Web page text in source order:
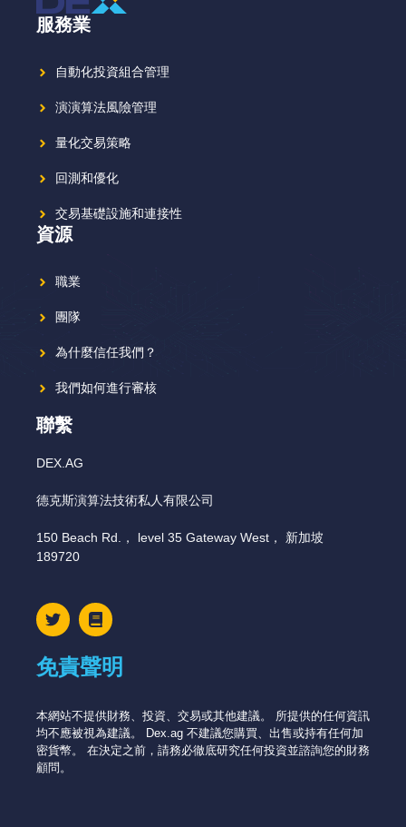
服務業
自動化投資組合管理
演演算法風險管理
量化交易策略
回測和優化
交易基礎設施和連接性
資源
職業
團隊
為什麼信任我們？
我們如何進行審核
聯繫
DEX.AG
德克斯演算法技術私人有限公司
150 Beach Rd.， level 35 Gateway West， 新加坡
189720
免責聲明
本網站不提供財務、投資、交易或其他建議。 所提供的任何資訊
均不應被視為建議。 Dex.ag 不建議您購買、出售或持有任何加
密貨幣。 在決定之前，請務必徹底研究任何投資並諮詢您的財務
顧問。